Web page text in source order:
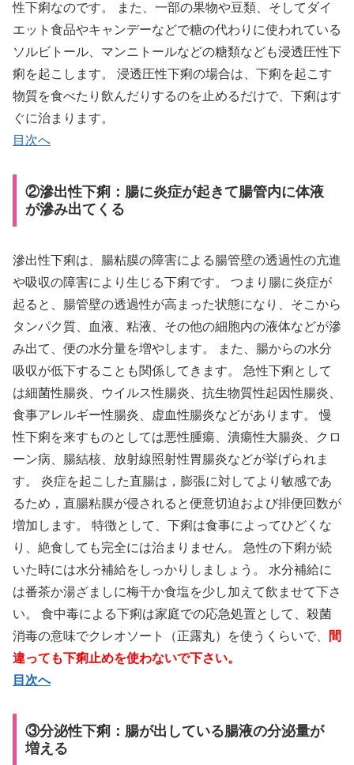
性下痢なのです。 また、一部の果物や豆類、そしてダイ
エット食品やキャンデーなどで糖の代わりに使われている
ソルビトール、マンニトールなどの糖類なども浸透圧性下
痢を起こします。 浸透圧性下痢の場合は、下痢を起こす
物質を食べたり飲んだりするのを止めるだけで、下痢はす
ぐに治まります。
目次へ
②滲出性下痢：腸に炎症が起きて腸管内に体液
が滲み出てくる
滲出性下痢は、腸粘膜の障害による腸管壁の透過性の亢進
や吸収の障害により生じる下痢です。 つまり腸に炎症が
起ると、腸管壁の透過性が高まった状態になり、そこから
タンパク質、血液、粘液、その他の細胞内の液体などが滲
み出て、便の水分量を増やします。 また、腸からの水分
吸収が低下することも関係してきます。 急性下痢として
は細菌性腸炎、ウイルス性腸炎、抗生物質性起因性腸炎、
食事アレルギー性腸炎、虚血性腸炎などがあります。 慢
性下痢を来すものとしては悪性腫瘍、潰瘍性大腸炎、クロ
ーン病、腸結核、放射線照射性胃腸炎などが挙げられま
す。 炎症を起こした直腸は，膨張に対してより敏感であ
るため，直腸粘膜が侵されると便意切迫および排便回数が
増加します。 特徴として、下痢は食事によってひどくな
り、絶食しても完全には治まりません。 急性の下痢が続
いた時には水分補給をしっかりしましょう。 水分補給に
は番茶か湯ざましに梅干か食塩を少し加えて飲ませて下さ
い。 食中毒による下痢は家庭での応急処置として、殺菌
消毒の意味でクレオソート（正露丸）を使うくらいで、
間
違っても下痢止めを使わないで下さい。
目次へ
③分泌性下痢：腸が出している腸液の分泌量が
増える